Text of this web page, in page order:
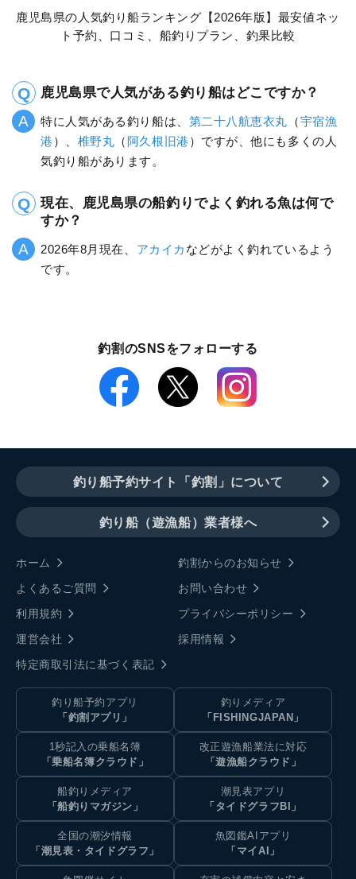
鹿児島県の人気釣り船ランキング【2026年版】最安値ネッ
ト予約、口コミ、船釣りプラン、釣果比較
鹿児島県で人気がある釣り船はどこですか？
特に人気がある釣り船は、 第二十八航恵衣丸 （宇宿漁
港 ）、 椎野丸 （ 阿久根旧港 ）ですが、他にも多くの人
気釣り船があります。
現在、鹿児島県の船釣りでよく釣れる魚は何で
すか？
2026年8月現在、 アカイカ などがよく釣れているよう
です。
釣割のSNSをフォローする
釣り船予約サイト「釣割」について
釣り船（遊漁船）業者様へ
ホーム
釣割からのお知らせ
よくあるご質問
お問い合わせ
利用規約
プライバシーポリシー
運営会社
採用情報
特定商取引法に基づく表記
釣り船予約アプリ
「釣割アプリ」
釣りメディア
「FISHINGJAPAN」
1秒記入の乗船名簿
「乗船名簿クラウド」
改正遊漁船業法に対応
「遊漁船クラウド」
船釣りメディア
「船釣りマガジン」
潮見表アプリ
「タイドグラフBI」
全国の潮汐情報
「潮見表・タイドグラフ」
魚図鑑AIアプリ
「マイAI」